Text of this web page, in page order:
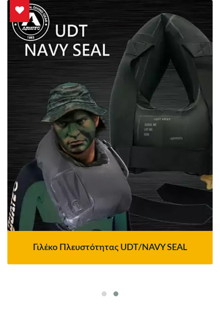
Γιλέκο Πλευστότητας UDT/NAVY SEAL